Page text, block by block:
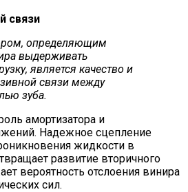
связи
определяющим
выдерживать
является качество и
связи между
зуба.
амортизатора и
Надежное сцепление
жидкости в
развитие вторичного
вероятность отслоения винира
сил.